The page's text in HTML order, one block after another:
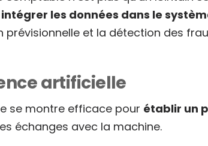
les données dans le
et la détection des
artificielle
se montre efficace pour établir un
échanges avec la machine.